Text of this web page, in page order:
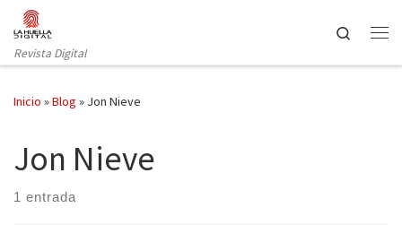
Saltar al contenido
Revista Digital
Search
Inicio »Blog » Jon Nieve
Jon Nieve
1 entrada